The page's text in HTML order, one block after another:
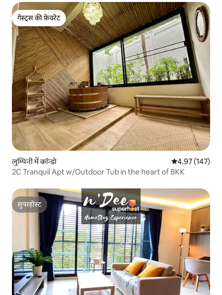
गेस्ट्स की फ़ेवरेट
गेस्ट्स की फ़ेवरेट
लुम्पिनी में कॉन्डो औसत रेटिंग 5 में से
4.97 (147)
2C Tranquil Apt w/Outdoor Tub in the heart of BKK
सुपरहोस्ट
सुपरहोस्ट